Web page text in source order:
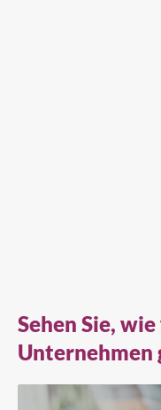
Sehen Sie,
Unternehmen